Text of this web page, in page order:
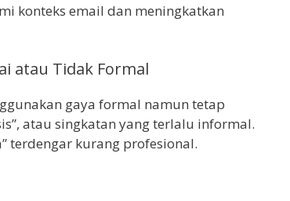
konteks email dan meningkatkan
atau Tidak Formal
gaya formal namun tetap
atau singkatan yang terlalu informal.
terdengar kurang profesional.